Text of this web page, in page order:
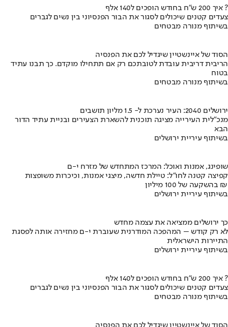
איך 200 ש"ח בחודש הופכים ל140 אלף ?
צעדים קטנים שיכולים לסגור את הבור הפנסיוני בין נשים לגברים
בשיתוף מנורה מבטחים
הסוד של איינשטיין שיגדיל לכם את הפנסיה
הריבית דריבית עובדת לטובתכם רק אם תתחילו מוקדם. כך תבנו עתיד
בטוח
בשיתוף מנורה מבטחים
ירושלים 2040: העיר נערכת ל- 1.5 מליון תושבים
מנכ"לית העירייה מציגה תוכנית להשארת הצעירים ובניית עתיד הדור
הבא
בשיתוף עיריית ירושלים
שופינג, אמנות ואוכל: המרכז המתחדש של מזרח י-ם
קפיצה קטנה לחו"ל: טיילת חדשה, מיצגי אמנות, וכיכרות משופצות
בהשקעה של 100 מיליון ₪
בשיתוף עיריית ירושלים
כך ירושלים ממציאה את עצמה מחדש
לא רק קודש – המהפכה המודרנית שעוברת י-ם מחזירה אותה לפסגת
התיירות הישראלית
בשיתוף עיריית ירושלים
איך 200 ש"ח בחודש הופכים ל140 אלף ?
צעדים קטנים שיכולים לסגור את הבור הפנסיוני בין נשים לגברים
בשיתוף מנורה מבטחים